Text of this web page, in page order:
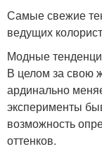
Самые свежие
ведущих
Модные
В целом за свою
ардинально
эксперименты
возможность
оттенков.